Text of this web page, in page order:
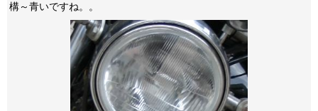
構～青いですね。。